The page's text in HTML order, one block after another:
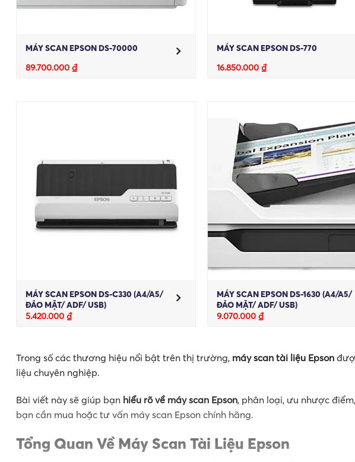
MÁY SCAN EPSON DS-70000
89.700.000 ₫
MÁY SCAN EPSON DS-770
16.850.000₫
MÁY SCAN EPSON DS-C330 (A4/A5/
ĐẢO MẶT/ ADF/ USB)
5.420.000 ₫
MÁY SCAN EPSON DS-1630 (A4/A5/
ĐẢO MẶT/ ADF/ USB)
9.070.000₫
Trong số các thương hiệu nổi bật trên thị trường, máy scan tài liệu Epson
liệu chuyên nghiệp.
Bài viết này sẽ giúp bạn hiểu rõ về máy scan Epson, phân loại, ưu nhược
bạn cần mua hoặc tư vấn máy scan Epson chính hãng.
Tổng Quan Về Máy Scan Tài Liệu Epson